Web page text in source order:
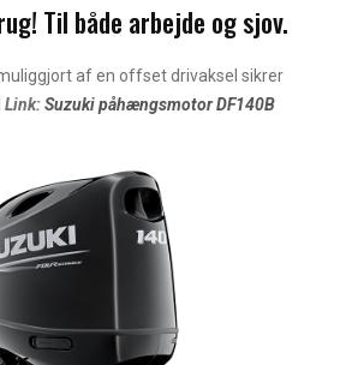
Til både arbejde og sjov.
af en offset drivaksel sikrer
Link:Suzuki påhængsmotor DF140B